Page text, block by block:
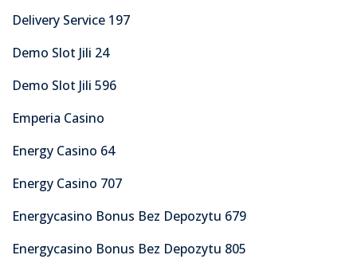
Delivery Service 197
Demo Slot Jili 24
Demo Slot Jili 596
Emperia Casino
Energy Casino 64
Energy Casino 707
Energycasino Bonus Bez Depozytu 679
Energycasino Bonus Bez Depozytu 805